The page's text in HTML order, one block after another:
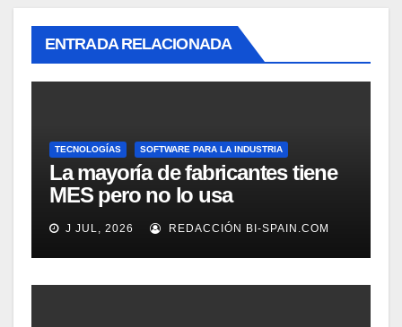
ENTRADA RELACIONADA
TECNOLOGÍAS SOFTWARE PARA LA INDUSTRIA
La mayoría de fabricantes tiene
MES pero no lo usa
adecuadamente, según
Rockwell Automation
J JUL, 2026 REDACCIÓN BI-SPAIN.COM